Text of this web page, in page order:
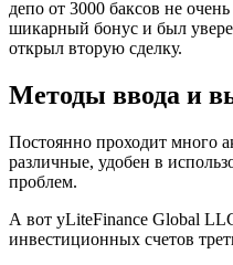
депо от 3000 баксов не
шикарный бонус и был
открыл вторую сделку.
Методы ввода и
Постоянно проходит много
различные, удобен в
проблем.
А вот уLiteFinance Global LLC
инвестиционных счетов